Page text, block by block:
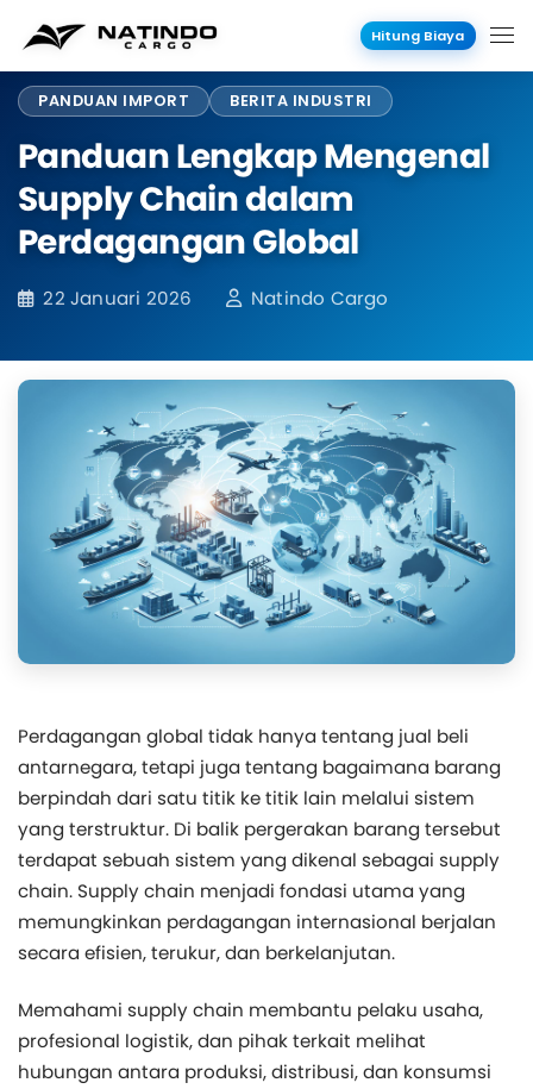
Hitung Biaya
PANDUAN IMPORT BERITA INDUSTRI
Panduan Lengkap Mengenal
Supply Chain dalam
Perdagangan Global
22 Januari 2026 Natindo Cargo
Perdagangan global tidak hanya tentang jual beli
antarnegara, tetapi juga tentang bagaimana barang
berpindah dari satu titik ke titik lain melalui sistem
yang terstruktur. Di balik pergerakan barang tersebut
terdapat sebuah sistem yang dikenal sebagai supply
chain. Supply chain menjadi fondasi utama yang
memungkinkan perdagangan internasional berjalan
secara efisien, terukur, dan berkelanjutan.
Memahami supply chain membantu pelaku usaha,
profesional logistik, dan pihak terkait melihat
hubungan antara produksi, distribusi, dan konsumsi